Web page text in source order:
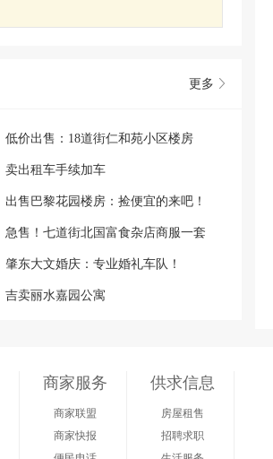
更多
低价出售：18道街仁和苑小区楼房
卖出租车手续加车
出售巴黎花园楼房：捡便宜的来吧！
急售！七道街北国富食杂店商服一套
肇东大文婚庆：专业婚礼车队！
吉卖丽水嘉园公寓
商家服务
商家联盟
商家快报
供求信息
房屋租售
招聘求职